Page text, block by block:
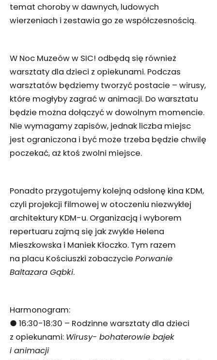
temat choroby w dawnych, ludowych
wierzeniach i zestawia go ze współczesnością.
W Noc Muzeów w SIC! odbędą się również
warsztaty dla dzieci z opiekunami. Podczas
warsztatów będziemy tworzyć postacie – wirusy,
które mogłyby zagrać w animacji. Do warsztatu
będzie można dołączyć w dowolnym momencie.
Nie wymagamy zapisów, jednak liczba miejsc
jest ograniczona i być może trzeba będzie chwilę
poczekać, aż ktoś zwolni miejsce.
Ponadto przygotujemy kolejną odsłonę kina KDM,
czyli projekcji filmowej w otoczeniu niezwykłej
architektury KDM-u. Organizacją i wyborem
repertuaru zajmą się jak zwykle Helena
Mieszkowska i Maniek Kłoczko. Tym razem
na placu Kościuszki zobaczycie Porwanie
Baltazara Gąbki.
Harmonogram:
● 16:30-18:30 – Rodzinne warsztaty dla dzieci
z opiekunami: Wirusy- bohaterowie bajek
i animacji